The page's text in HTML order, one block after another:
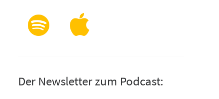
Der Newsletter zum Podcast: